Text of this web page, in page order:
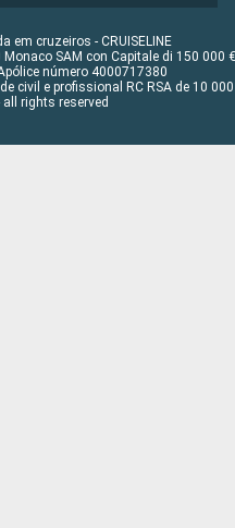
em cruzeiros - CRUISELINE
SAM con Capitale di 150 000 €
número 4000717380
civil e profissional RC RSA de 10 000
all rights reserved